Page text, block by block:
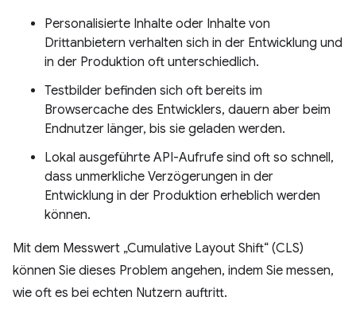
Personalisierte Inhalte oder Inhalte von
Drittanbietern verhalten sich in der Entwicklung und
in der Produktion oft unterschiedlich.
Testbilder befinden sich oft bereits im
Browsercache des Entwicklers, dauern aber beim
Endnutzer länger, bis sie geladen werden.
Lokal ausgeführte API-Aufrufe sind oft so schnell,
dass unmerkliche Verzögerungen in der
Entwicklung in der Produktion erheblich werden
können.
Mit dem Messwert „Cumulative Layout Shift“ (CLS)
können Sie dieses Problem angehen, indem Sie messen,
wie oft es bei echten Nutzern auftritt.